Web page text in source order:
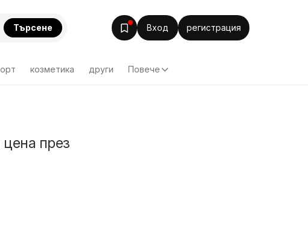
Търсене Вход регистрация
козметика други Повече
през